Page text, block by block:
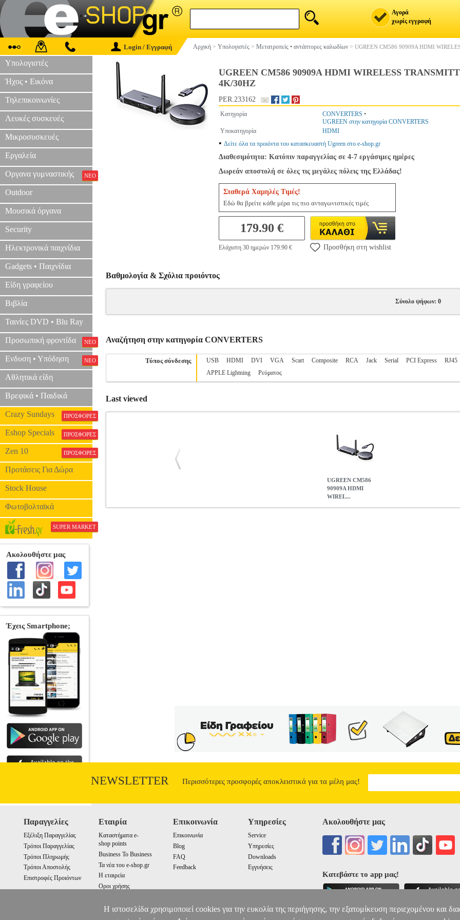
Αγορά
χωρίς εγγραφή
Login / Εγγραφή Αρχική > Υπολογιστές > Μετατροπείς • αντάπτορες καλωδίων > UGREEN CM586 90909A HDMI
Υπολογιστές
Ήχος • Εικόνα
Τηλεπικοινωνίες
Λευκές συσκευές
Μικροσυσκευές
Εργαλεία
Οργανα γυμναστικής ΝΕΟ
Outdoor
Μουσικά όργανα
Security
Ηλεκτρονικά παιχνίδια
Gadgets • Παιχνίδια
Είδη γραφείου
Βιβλία
Ταινίες DVD • Blu Ray
Προσωπική φροντίδα ΝΕΟ
Ενδυση • Υπόδηση ΝΕΟ
Αθλητικά είδη
Βρεφικά • Παιδικά
Crazy Sundays ΠΡΟΣΦΟΡΕΣ
Eshop Specials ΠΡΟΣΦΟΡΕΣ
Zen 10 ΠΡΟΣΦΟΡΕΣ
Προτάσεις Για Δώρα
Stock House
Φωτοβολταϊκά
SUPER MARKET
UGREEN CM586 90909A HDMI WIRELESS
4K/30HZ
PER.233162
Κατηγορία CONVERTERS •
UGREEN στην κατηγορία CONVERTERS
Υποκατηγορία
HDMI
• Δείτε όλα τα προιόντα του κατασκευαστή Ugreen στο e-shop.gr
Διαθεσιμότητα: Κατόπιν παραγγελίας σε 4-7 εργάσιμες ημέρες
Δωρεάν αποστολή σε όλες τις μεγάλες πόλεις της Ελλάδας!
Σταθερά Χαμηλές Τιμές!
Εδώ θα βρείτε κάθε μέρα τις πιο ανταγωνιστικές τιμές
179.90 €
Ελάχιστη 30 ημερών 179.90 € Προσθήκη στη wishlist
Βαθμολογία & Σχόλια προιόντος
Σύνολο ψήφων: 0
Αναζήτηση στην κατηγορία CONVERTERS
Τύπος σύνδεσης USB HDMI DVI VGA Scart Composite RCA Jack Serial PCI Express RJ45
APPLE Lightning
Ρεύματος
Last viewed
UGREEN CM586
90909A HDMI
WIREL...
NEWSLETTER Περισσότερες προσφορές αποκλειστικά για τα μέλη μας!
Παραγγελίες
Εξέλιξη Παραγγελίας
Τρόποι Παραγγελίας
Τρόποι Πληρωμής
Τρόποι Αποστολής
Επιστροφές Προιόντων
Εταιρία
Καταστήματα e-
shop points
Business To Business
Τα νέα του e-shop.gr
Η εταιρεία
Οροι χρήσης
Επικοινωνία
Επικοινωνία
Blog
FAQ
Feedback
Υπηρεσίες
Service
Υπηρεσίες
Downloads
Εγγυήσεις
Ακολουθήστε μας
Κατεβάστε το app μας!
Η ιστοσελίδα χρησιμοποιεί cookies για την ευκολία της περιήγησης, την εξατομίκευση περιεχομένου και